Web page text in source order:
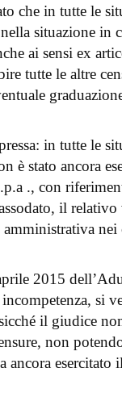
che in tutte le
situazione in
ai sensi ex
tutte le altre
in tutte le
è stato ancora
., con
il
amministrativa
2015
si
il giudice
non
esercitato